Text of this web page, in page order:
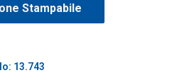
Stampabile
13.743